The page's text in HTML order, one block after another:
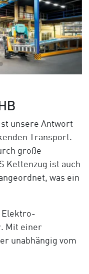
unsere Antwort
Transport.
große
Kettenzug ist auch
was ein
Elektro-
Mit einer
unabhängig vom